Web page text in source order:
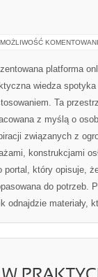
MOŻLIWOŚĆ
platforma
wiedza
Ta
z myślą o
związanych z
konstrukcjami
portal, który opisuje,
do potrzeb.
odnajdzie materiały,